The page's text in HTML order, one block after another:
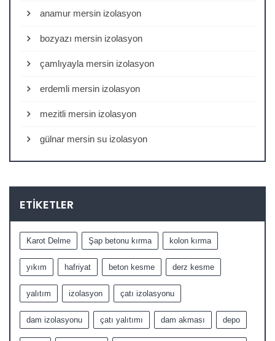
anamur mersin izolasyon
bozyazı mersin izolasyon
çamlıyayla mersin izolasyon
erdemli mersin izolasyon
mezitli mersin izolasyon
gülnar mersin su izolasyon
ETIKETLER
Karot Delme Şap betonu kırma kolon kırma
yıkım hafriyat beton kesme derz kesme
yalıtım izolasyon çatı izolasyonu
dam izolasyonu çatı yalıtımı dam akması depo